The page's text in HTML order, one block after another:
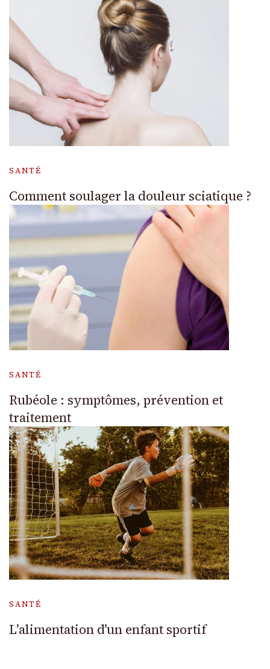
SANTÉ
Comment soulager la douleur sciatique ?
SANTÉ
Rubéole : symptômes, prévention et
traitement
SANTÉ
L’alimentation d’un enfant sportif